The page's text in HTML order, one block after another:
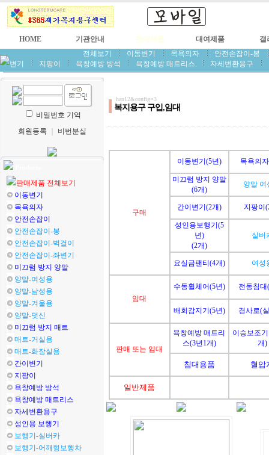
HOME 기관안내 판매제품 대여제품
갤
전체보기
이동변기 목욕의자
안전손잡이-봉
변기
지팡이 욕창예방 방석 욕창예방 매트리스 자세변환용구
비밀번호 기억
회원등록
비번분실
판매제품 전체보기
이동변기
목욕의자
안전손잡이
안전손잡이-봉
안전손잡이-벽걸이
안전손잡이-좌변기
미끄럼 방지 양말
양말-여성용
양말-남성용
양말-겨울용
양말-덧신
미끄럼 방지 매트
매트-거실용
매트-화장실용
간이변기
지팡이
욕창예방 방석
욕창예방 매트리스
자세변환용구
성인용 보행기
보행기-실버카
보행기-어깨형보행차
han12&config=3
복지용구 구입,임대
구매
이동변기(5년) 목욕의
미끄럼 방지 양말
(6개)
양말 여
간이변기(2개) 지팡이
성인용보행기(5
년)
(2개)
실버
요실금팬티(4개) 여성
임대
수동휠체어(5년) 전동침대
배회감지기(5년) 경사로(
판매 또는 임대
욕창예방 매트리
스(3년1개)
이승보조
개)
침대용품 혈압
일반제품